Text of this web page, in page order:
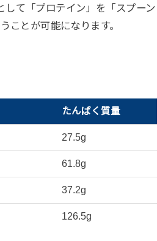
して「プロテイン」を「スプーン
ことが可能になります。
たんぱく質量
27.5g
61.8g
37.2g
126.5g